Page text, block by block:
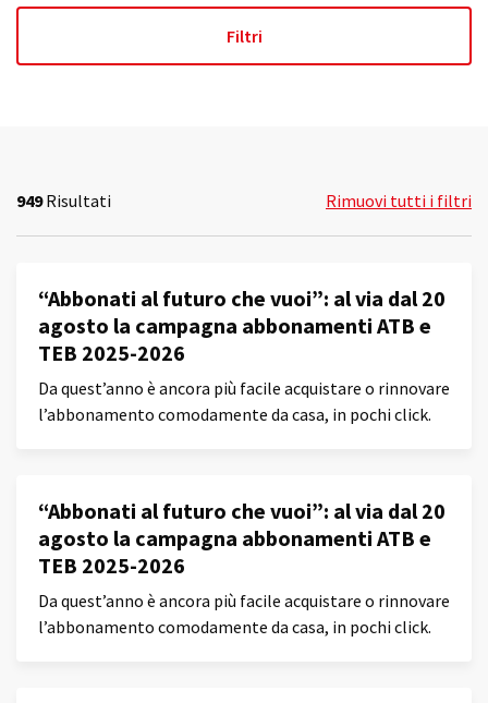
949Risultati Rimuovi tutti i filtri
“Abbonati al futuro che vuoi”: al via dal 20
agosto la campagna abbonamenti ATB e
TEB 2025-2026
Da quest’anno è ancora più facile acquistare o rinnovare
l’abbonamento comodamente da casa, in pochi click.
“Abbonati al futuro che vuoi”: al via dal 20
agosto la campagna abbonamenti ATB e
TEB 2025-2026
Da quest’anno è ancora più facile acquistare o rinnovare
l’abbonamento comodamente da casa, in pochi click.